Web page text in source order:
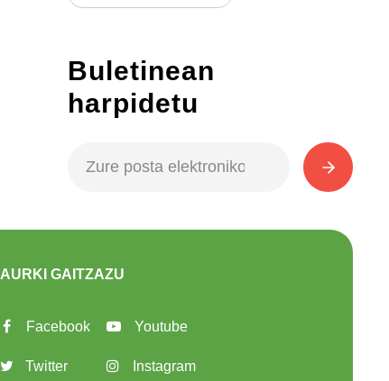
Buletinean
harpidetu
AURKI GAITZAZU
Facebook
Twitter
Youtube
Instagram